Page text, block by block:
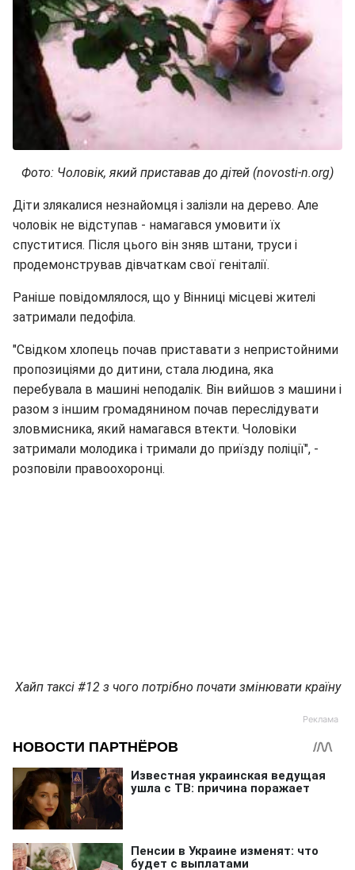
Фото: Чоловік, який приставав до дітей (novosti-n.org)
Діти злякалися незнайомця і залізли на дерево. Але
чоловік не відступав - намагався умовити їх
спуститися. Після цього він зняв штани, труси і
продемонстрував дівчаткам свої геніталії.
Раніше повідомлялося, що у Вінниці місцеві жителі
затримали педофіла.
"Свідком хлопець почав приставати з непристойними
пропозиціями до дитини, стала людина, яка
перебувала в машині неподалік. Він вийшов з машини і
разом з іншим громадянином почав переслідувати
зловмисника, який намагався втекти. Чоловіки
затримали молодика і тримали до приїзду поліції", -
розповіли правоохоронці.
Хайп таксі #12 з чого потрібно почати змінювати країну